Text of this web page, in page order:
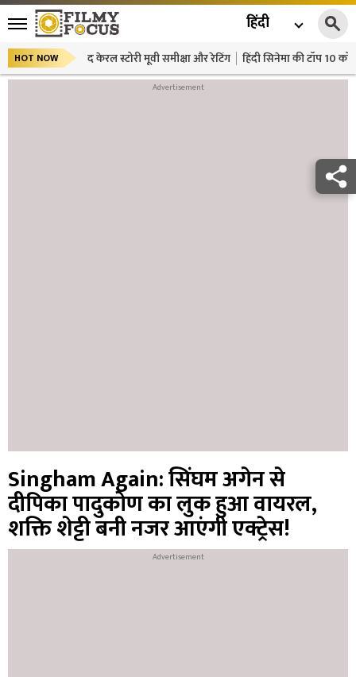
हिंदी
HOT NOW द केरल स्टोरी मूवी समीक्षा और रेटिंग हिंदी सिनेमा की टॉप 10
Singham Again: सिंघम अगेन से
दीपिका पादुकोण का लुक हुआ वायरल,
शक्ति शेट्टी बनी नजर आएंगी एक्ट्रेस!